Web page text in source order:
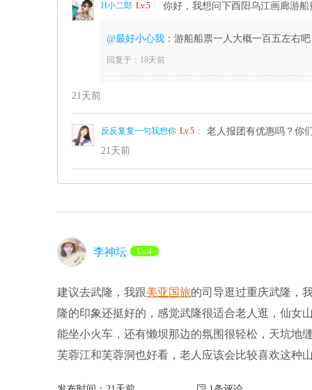
H小二郎 Lv.5 : 你好，我想问下酉阳乌江画廊游
@最好小心我 ：游船船票一人大概一百五左右
回复于：18天前
21天前
反反复复一句我想你 Lv.5 :
老人报团有优惠吗？你
21天前
李神坛 Lv.4
建议去武隆，我跟美亚国旅的司导逛过重庆武隆，
隆的印象还挺好的，感觉武隆很适合老人逛，仙女
能坐小火车，还有懒坝那边的氛围很轻松，天坑地
芙蓉江和芙蓉洞也好看，老人应该会比较喜欢这种